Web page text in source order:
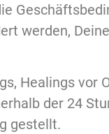
werden,
Healings vor
der 24
gestellt.